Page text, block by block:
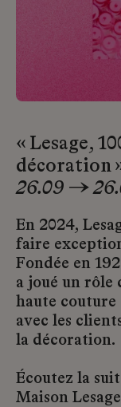
« Lesage,
décoration
26.09 →
En 2024,
faire
Fondée en
a joué un rôle
haute couture
avec les
la décoration.
Écoutez la
Maison